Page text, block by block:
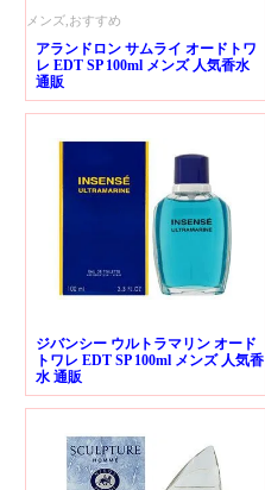
メンズ,おすすめ
アランドロン サムライ オードトワ
レ EDT SP 100ml メンズ 人気香水
通販
ジバンシー ウルトラマリン オード
トワレ EDT SP 100ml メンズ 人気香
水 通販